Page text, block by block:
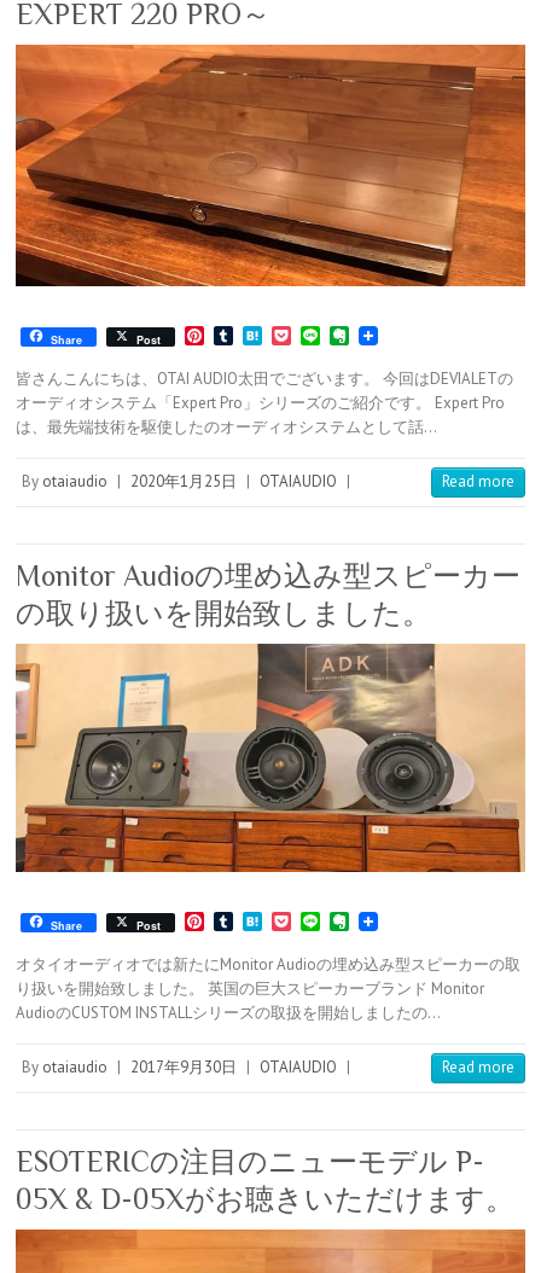
EXPERT 220 PRO～
Share Post
P
n
t
e
r
s
t
T
m
b
l
r
H
t
e
n
a
P
c
t
L
n
e
E
e
r
n
o
皆さんこんにちは、OTAI AUDIO太田でございます。 今回はDEVIALETの
オーディオシステム「Expert Pro」シリーズのご紹介です。 Expert Pro
は、最先端技術を駆使したのオーディオシステムとして話…
By otaiaudio | 2020年1月25日 | OTAIAUDIO | Read more
Monitor Audioの埋め込み型スピーカー
の取り扱いを開始致しました。
Share Post
P
n
t
e
r
s
t
T
m
b
l
r
H
t
e
n
a
P
c
k
e
t
L
n
e
E
e
r
o
オタイオーディオでは新たにMonitor Audioの埋め込み型スピーカーの取
り扱いを開始致しました。 英国の巨大スピーカーブランド Monitor
AudioのCUSTOM INSTALLシリーズの取扱を開始しましたの…
By otaiaudio | 2017年9月30日 | OTAIAUDIO | Read more
ESOTERICの注目のニューモデル P-
05X & D-05Xがお聴きいただけます。